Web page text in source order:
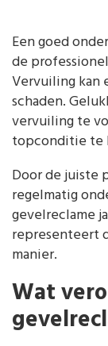
Een goed
de
Vervuiling kan
schaden.
vervuiling te
topconditie te
Door de juiste
regelmatig
gevelreclame
representeert
manier.
Wat